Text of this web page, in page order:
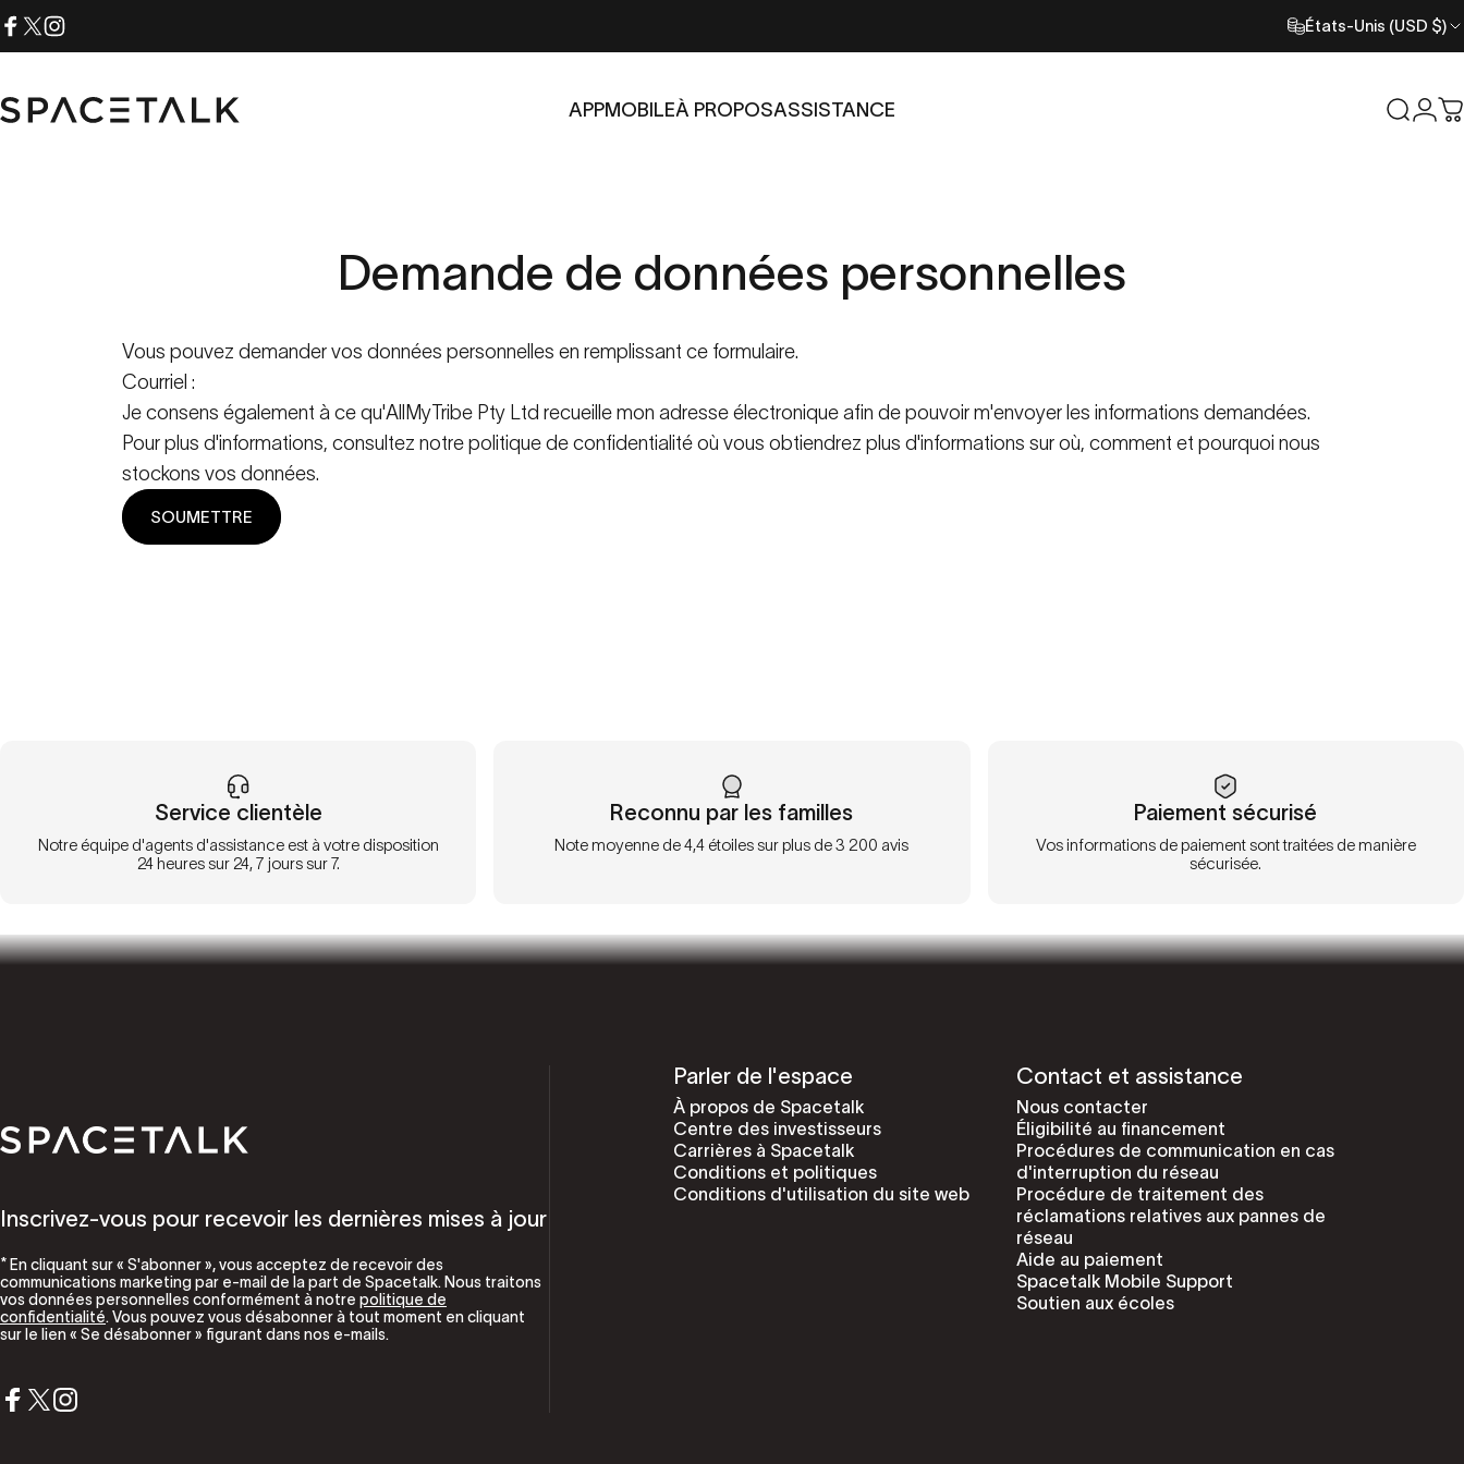
Aller au contenu
États-Unis (USD $)
Parler de l'espace APPMOBILEÀ PROPOSASSISTANCE
Demande de données personnelles
Vous pouvez demander vos données personnelles en remplissant ce formulaire.
Courriel :
Je consens également à ce qu'AllMyTribe Pty Ltd recueille mon adresse électronique afin de pouvoir m'envoyer les informations demandées.
Pour plus d'informations, consultez notre politique de confidentialité où vous obtiendrez plus d'informations sur où, comment et pourquoi nous
stockons vos données.
SOUMETTRE
Service clientèle
Notre équipe d'agents d'assistance est à votre disposition
24 heures sur 24, 7 jours sur 7.
Reconnu par les familles
Note moyenne de 4,4 étoiles sur plus de 3 200 avis
Paiement sécurisé
Vos informations de paiement sont traitées de manière
sécurisée.
Parler de l'espace
À propos de Spacetalk
Centre des investisseurs
Carrières à Spacetalk
Conditions et politiques
Conditions d'utilisation du site web
Contact et assistance
Nous contacter
Éligibilité au financement
Procédures de communication en cas
d'interruption du réseau
Procédure de traitement des
réclamations relatives aux pannes de
réseau
Aide au paiement
Spacetalk Mobile Support
Soutien aux écoles
Parler de l'espace
Inscrivez-vous pour recevoir les dernières mises à jour
* En cliquant sur « S'abonner », vous acceptez de recevoir des
communications marketing par e-mail de la part de Spacetalk. Nous traitons
vos données personnelles conformément à notre politique de
confidentialité. Vous pouvez vous désabonner à tout moment en cliquant
sur le lien « Se désabonner » figurant dans nos e-mails.